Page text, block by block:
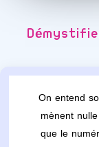
On entend
mènent
que le